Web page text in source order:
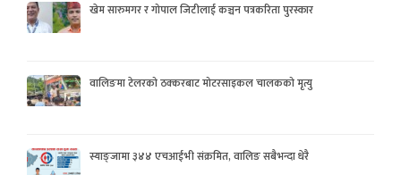
खेम सारुमगर र गोपाल जिटीलाई कञ्चन पत्रकरिता पुरस्कार
वालिङमा टेलरको ठक्करबाट मोटरसाइकल चालकको मृत्यु
स्याङ्जामा ३४४ एचआईभी संक्रमित, वालिङ सबैभन्दा धेरै